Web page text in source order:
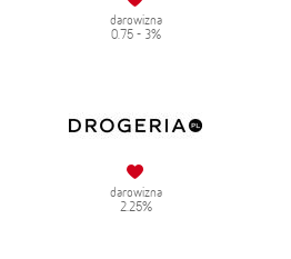
darowizna
0.75 - 3%
darowizna
2.25%